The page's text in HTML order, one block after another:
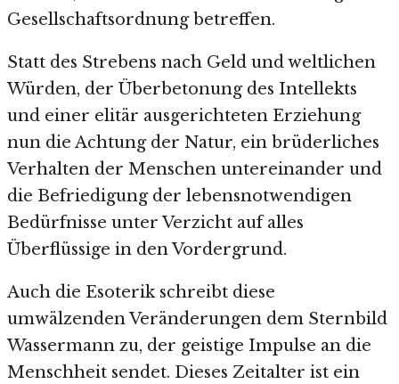
Gesellschaftsordnung betreffen.
Statt des Strebens nach Geld und weltlichen
Würden, der Überbetonung des Intellekts
und einer elitär ausgerichteten Erziehung
nun die Achtung der Natur, ein brüderliches
Verhalten der Menschen untereinander und
die Befriedigung der lebensnotwendigen
Bedürfnisse unter Verzicht auf alles
Überflüssige in den Vordergrund.
Auch die Esoterik schreibt diese
umwälzenden Veränderungen dem Sternbild
Wassermann zu, der geistige Impulse an die
Menschheit sendet. Dieses Zeitalter ist ein